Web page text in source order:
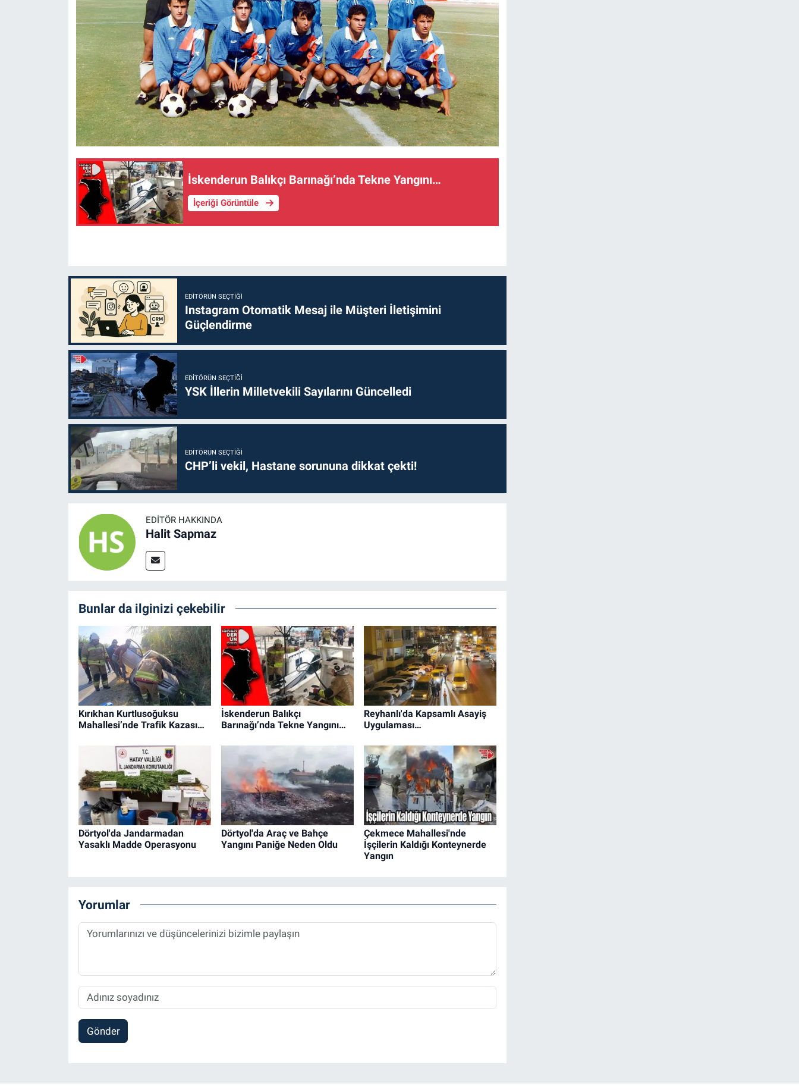
İskenderun Balıkçı Barınağı’nda Tekne Yangını…
İçeriği Görüntüle
EDITÖRÜN SEÇTIĞI
Instagram Otomatik Mesaj ile Müşteri İletişimini
Güçlendirme
EDITÖRÜN SEÇTIĞI
YSK İllerin Milletvekili Sayılarını Güncelledi
EDITÖRÜN SEÇTIĞI
CHP’li vekil, Hastane sorununa dikkat çekti!
EDITÖR HAKKINDA
Halit Sapmaz
Bunlar da ilginizi çekebilir
Kırıkhan Kurtlusoğuksu
Mahallesi’nde Trafik Kazası…
İskenderun Balıkçı
Barınağı’nda Tekne Yangını…
Reyhanlı'da Kapsamlı Asayiş
Uygulaması…
Dörtyol'da Jandarmadan
Yasaklı Madde Operasyonu
Dörtyol'da Araç ve Bahçe
Yangını Paniğe Neden Oldu
Çekmece Mahallesi'nde
İşçilerin Kaldığı Konteynerde
Yangın
Yorumlar
Gönder